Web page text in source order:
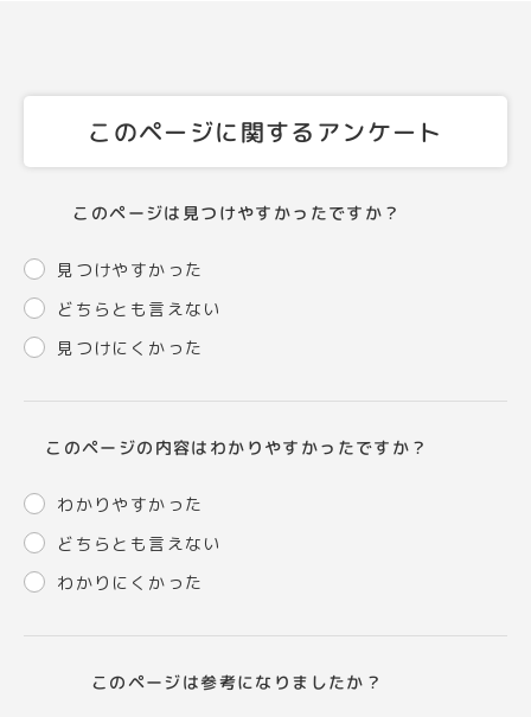
このページに関するアンケート
このページは見つけやすかったですか？
見つけやすかった
どちらとも言えない
見つけにくかった
このページの内容はわかりやすかったですか？
わかりやすかった
どちらとも言えない
わかりにくかった
このページは参考になりましたか？